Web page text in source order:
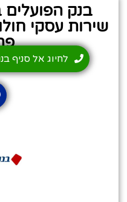
בנק
לחיוג אל סניף